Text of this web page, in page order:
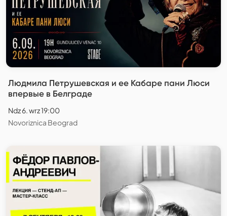
Людмила Петрушевская и ее Кабаре пани Люси
впервые в Белграде
Ndz 6. wrz 19:00
Novoriznica Beograd